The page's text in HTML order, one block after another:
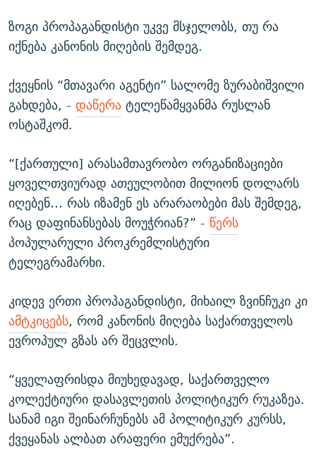
ზოგი პროპაგანდისტი უკვე მსჯელობს, თუ რა
იქნება კანონის მიღების შემდეგ.
ქვეყნის “მთავარი აგენტი” სალომე ზურაბიშვილი
გახდება, - დაწერატელეწამყვანმა რუსლან
ოსტაშკომ.
“[ქართული] არასამთავრობო ორგანიზაციები
ყოველთვიურად ათეულობით მილიონ დოლარს
იღებენ… რას იზამენ ეს არარაობები მას შემდეგ,
რაც დაფინანსებას მოუჭრიან?” - წერს
პოპულარული პროკრემლისტური
ტელეგრამარხი.
კიდევ ერთი პროპაგანდისტი, მიხაილ ზვინჩუკი კი
ამტკიცებს, რომ კანონის მიღება საქართველოს
ევროპულ გზას არ შეცვლის.
“ყველაფრისდა მიუხედავად, საქართველო
კოლექტიური დასავლეთის პოლიტიკურ რუკაზეა.
სანამ იგი შეინარჩუნებს ამ პოლიტიკურ კურსს,
ქვეყანას ალბათ არაფერი ემუქრება”.